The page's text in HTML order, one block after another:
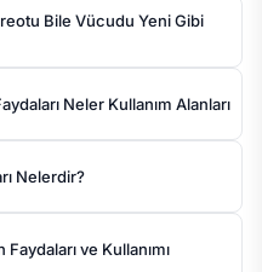
Bile Vücudu Yeni Gibi
Neler Kullanım Alanları
Nelerdir?
ve Kullanımı